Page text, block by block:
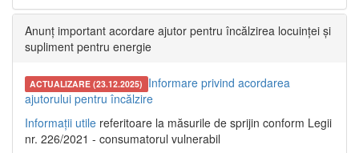
Anunț important acordare ajutor pentru încălzirea locuinței și
supliment pentru energie
ACTUALIZARE (23.12.2025) Informare privind acordarea
ajutorului pentru încălzire
Informații utile referitoare la măsurile de sprijin conform Legii
nr. 226/2021 - consumatorul vulnerabil